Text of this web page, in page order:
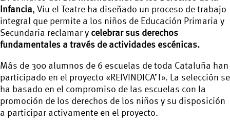
Infancia, Viu el Teatre ha diseñado un proceso de trabajo
integral que permite a los niños de Educación Primaria y
Secundaria reclamar y celebrar sus derechos
fundamentales a través de actividades escénicas.
Más de 300 alumnos de 6 escuelas de toda Cataluña han
participado en el proyecto «REIVINDICA’T». La selección se
ha basado en el compromiso de las escuelas con la
promoción de los derechos de los niños y su disposición
a participar activamente en el proyecto.